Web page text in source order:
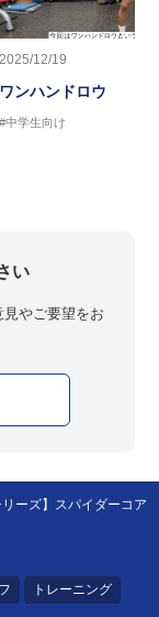
2025/12/19
ワンハンドロウ
#中学生向け
い
やご要望をお
リーズ】スパイダーコア
トレーニング